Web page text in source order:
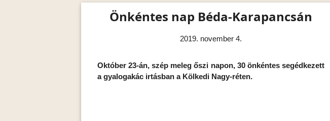
Önkéntes nap Béda-Karapancsán
2019. november 4.
Október 23-án, szép meleg őszi napon, 30 önkéntes segédkezett
a gyalogakác irtásban a Kölkedi Nagy-réten.